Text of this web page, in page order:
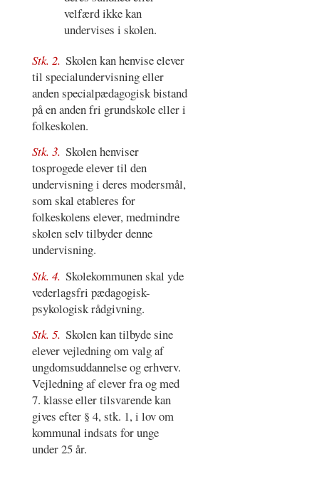
velfærd ikke kan
undervises i skolen.
Stk. 2. Skolen kan henvise elever
til specialundervisning eller
anden specialpædagogisk bistand
på en anden fri grundskole eller i
folkeskolen.
Stk. 3. Skolen henviser
tosprogede elever til den
undervisning i deres modersmål,
som skal etableres for
folkeskolens elever, medmindre
skolen selv tilbyder denne
undervisning.
Stk. 4. Skolekommunen skal yde
vederlagsfri pædagogisk-
psykologisk rådgivning.
Stk. 5. Skolen kan tilbyde sine
elever vejledning om valg af
ungdomsuddannelse og erhverv.
Vejledning af elever fra og med
7. klasse eller tilsvarende kan
gives efter § 4, stk. 1, i lov om
kommunal indsats for unge
under 25 år.